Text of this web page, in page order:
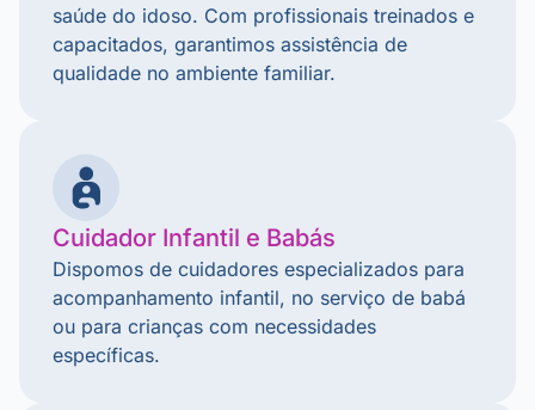
saúde do idoso. Com profissionais treinados e
capacitados, garantimos assistência de
qualidade no ambiente familiar.
Cuidador Infantil e Babás
Dispomos de cuidadores especializados para
acompanhamento infantil, no serviço de babá
ou para crianças com necessidades
específicas.